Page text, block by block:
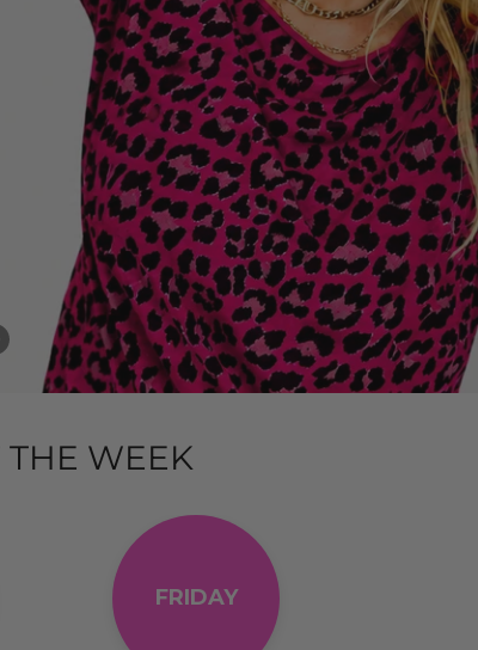
THE WEEK
FRIDAY